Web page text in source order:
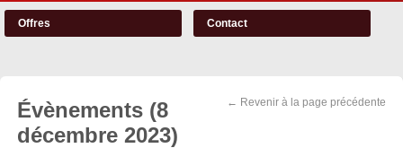
Offres Contact
← Revenir à la page précédente
Évènements (8
décembre 2023)